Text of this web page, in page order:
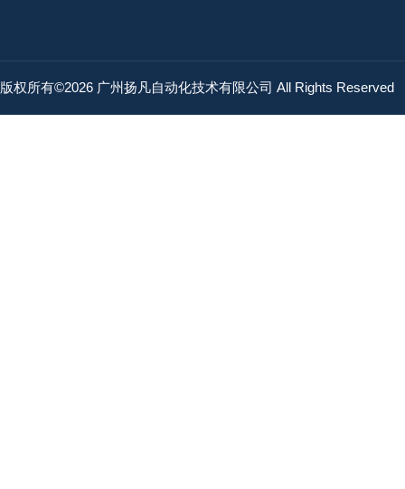
版权所有©2026 广州扬凡自动化技术有限公司 All Rights Reserved